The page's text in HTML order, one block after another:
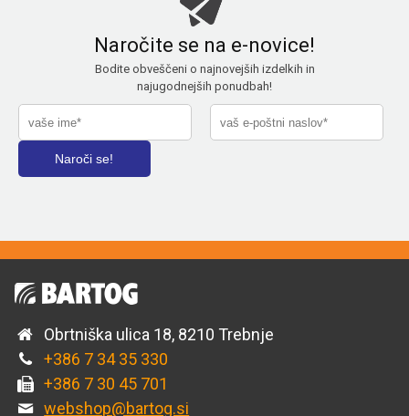
Naročite se na e-novice!
Bodite obveščeni o najnovejših izdelkih in
najugodnejših ponudbah!
Obrtniška ulica 18, 8210 Trebnje
+386 7 34 35 330
+386 7 30 45 701
webshop@bartog.si